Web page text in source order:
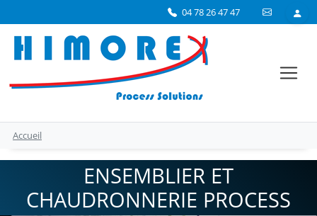
04 78 26 47 47
Accueil
ENSEMBLIER ET
CHAUDRONNERIE PROCESS